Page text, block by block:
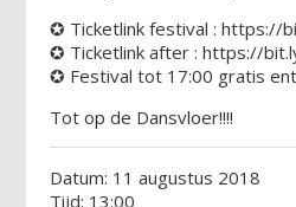
✪ Ticketlink festival : https://
✪ Ticketlink after : https://
✪ Festival tot 17:00 gratis
Tot op de Dansvloer!!!!
Datum: 11 augustus 2018
Tijd: 13:00